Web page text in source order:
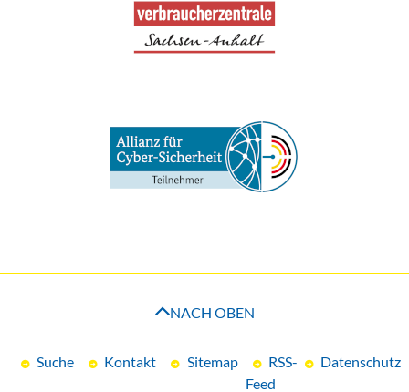
Suche Kontakt Sitemap
RSS-
Feed
Datenschutz
NACH OBEN